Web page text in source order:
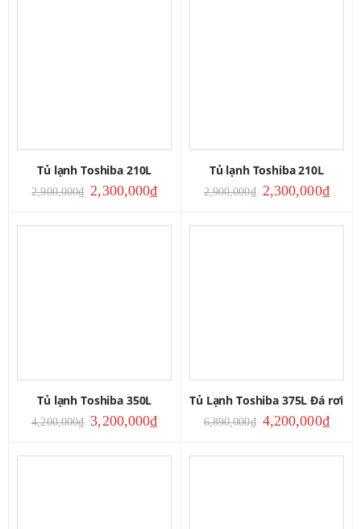
Tủ lạnh Toshiba 210L
2,900,000₫ 2,300,000₫
Tủ lạnh Toshiba 210L
2,900,000₫ 2,300,000₫
Tủ lạnh Toshiba 350L
4,200,000₫ 3,200,000₫
Tủ Lạnh Toshiba 375L Đá rơi
6,890,000₫ 4,200,000₫